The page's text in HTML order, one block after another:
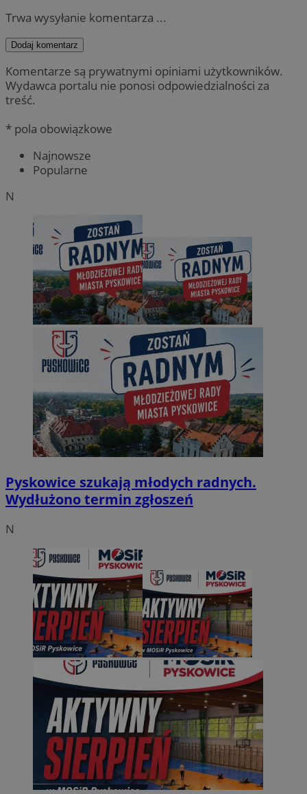
Trwa wysyłanie komentarza ...
Dodaj komentarz
Komentarze są prywatnymi opiniami użytkowników.
Wydawca portalu nie ponosi odpowiedzialności za
treść.
* pola obowiązkowe
Najnowsze
Popularne
N
Pyskowice szukają młodych radnych.
Wydłużono termin zgłoszeń
N